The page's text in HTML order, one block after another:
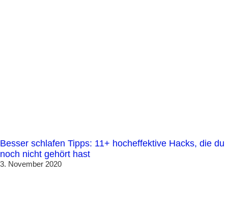
Besser schlafen Tipps: 11+ hocheffektive Hacks, die du
noch nicht gehört hast
3. November 2020